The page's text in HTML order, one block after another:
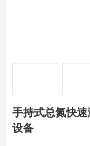
手持式总氮快
设备